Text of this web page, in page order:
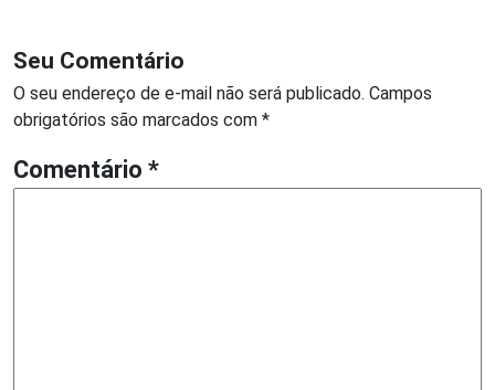
Seu Comentário
O seu endereço de e-mail não será publicado. Campos
obrigatórios são marcados com *
Comentário *